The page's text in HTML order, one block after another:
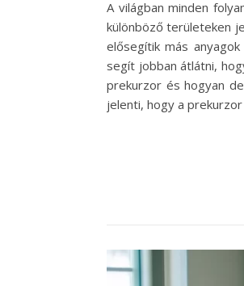
A világban minden
különböző területeken
elősegítik más
segít jobban átlátni,
prekurzor és hogyan
jelenti, hogy a